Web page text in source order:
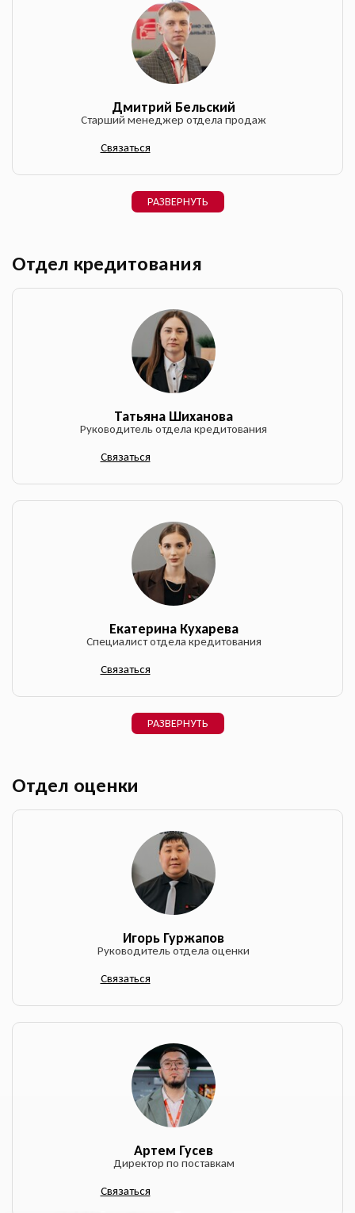
Дмитрий Бельский
Старший менеджер отдела продаж
Связаться
РАЗВЕРНУТЬ
Отдел кредитования
Татьяна Шиханова
Руководитель отдела кредитования
Связаться
Екатерина Кухарева
Специалист отдела кредитования
Связаться
РАЗВЕРНУТЬ
Отдел оценки
Игорь Гуржапов
Руководитель отдела оценки
Связаться
Артем Гусев
Директор по поставкам
Связаться
Оставить заявку
на продажу автомобиля
ОФОРМИТЬ ОНЛАЙН
получите решение без